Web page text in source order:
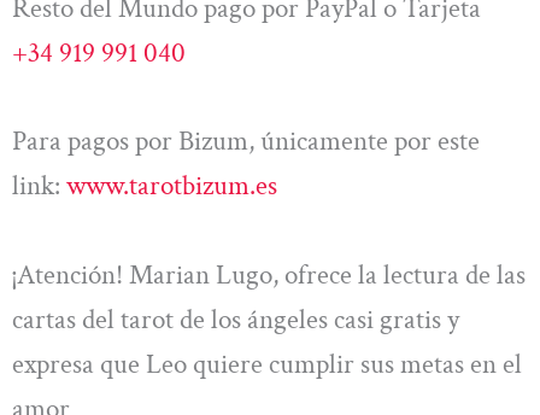
Resto del Mundo pago por PayPal o Tarjeta
+34 919 991 040
Para pagos por Bizum, únicamente por este
link: www.tarotbizum.es
¡Atención! Marian Lugo, ofrece la lectura de las
cartas del tarot de los ángeles casi gratis y
expresa que Leo quiere cumplir sus metas en el